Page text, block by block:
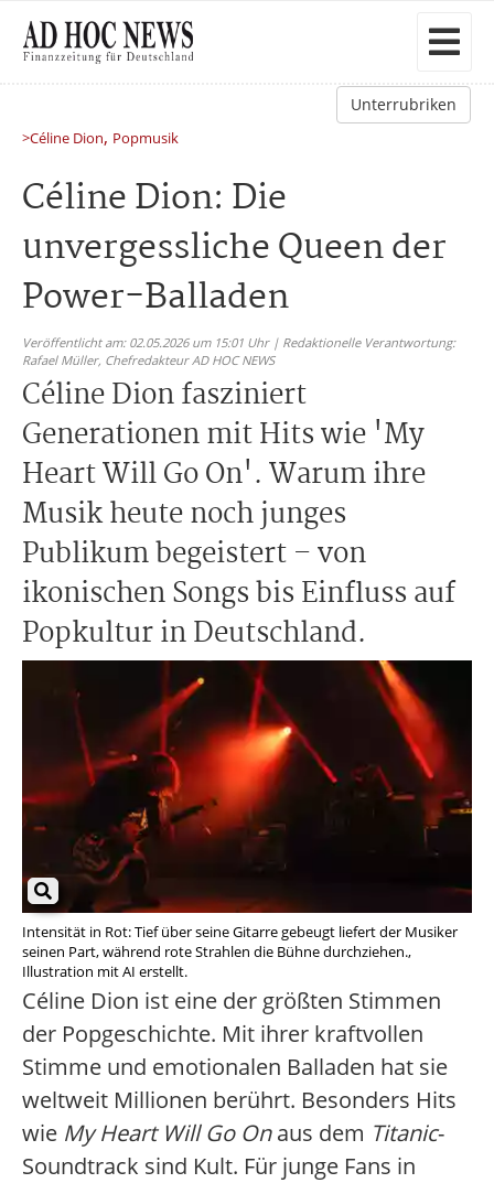
Unterrubriken
>Céline Dion, Popmusik
Céline Dion: Die
unvergessliche Queen der
Power-Balladen
Veröffentlicht am: 02.05.2026 um 15:01 Uhr | Redaktionelle Verantwortung:
Rafael Müller, Chefredakteur AD HOC NEWS
Céline Dion fasziniert
Generationen mit Hits wie 'My
Heart Will Go On'. Warum ihre
Musik heute noch junges
Publikum begeistert – von
ikonischen Songs bis Einfluss auf
Popkultur in Deutschland.
Intensität in Rot: Tief über seine Gitarre gebeugt liefert der Musiker
seinen Part, während rote Strahlen die Bühne durchziehen.,
Illustration mit AI erstellt.
Céline Dion ist eine der größten Stimmen
der Popgeschichte. Mit ihrer kraftvollen
Stimme und emotionalen Balladen hat sie
weltweit Millionen berührt. Besonders Hits
wie My Heart Will Go Onaus dem Titanic-
Soundtrack sind Kult. Für junge Fans in